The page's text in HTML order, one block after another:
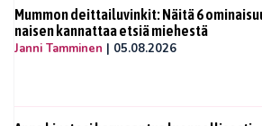
Mummon deittailuvinkit: Näitä 6
naisen kannattaa etsiä miehestä
Janni Tamminen | 05.08.2026